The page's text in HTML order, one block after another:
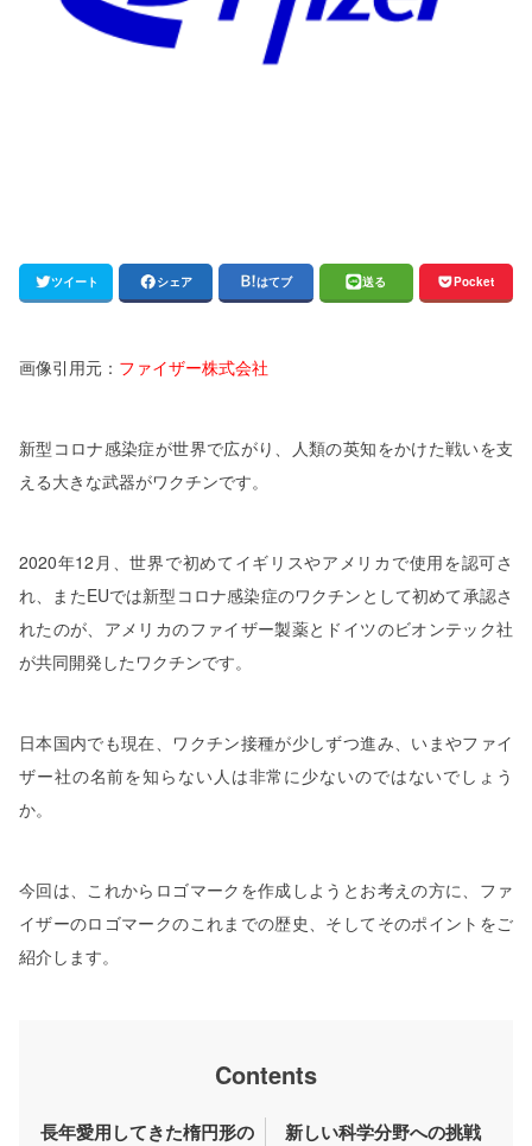
ツイート シェア はてブ 送る Pocket
画像引用元： ファイザー株式会社
新型コロナ感染症が世界で広がり、人類の英知をかけた戦いを支
える大きな武器がワクチンです。
2020年12月、世界で初めてイギリスやアメリカで使用を認可さ
れ、またEUでは新型コロナ感染症のワクチンとして初めて承認さ
れたのが、アメリカのファイザー製薬とドイツのビオンテック社
が共同開発したワクチンです。
日本国内でも現在、ワクチン接種が少しずつ進み、いまやファイ
ザー社の名前を知らない人は非常に少ないのではないでしょう
か。
今回は、これからロゴマークを作成しようとお考えの方に、ファ
イザーのロゴマークのこれまでの歴史、そしてそのポイントをご
紹介します。
Contents
長年愛用してきた楕円形の
新しい科学分野への挑戦